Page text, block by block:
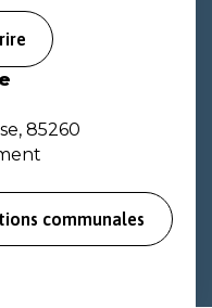
85260
communales